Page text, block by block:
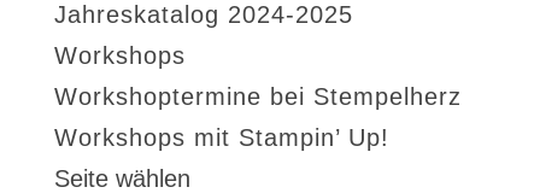
Jahreskatalog 2024-2025
Workshops
Workshoptermine bei Stempelherz
Workshops mit Stampin’ Up!
Seite wählen